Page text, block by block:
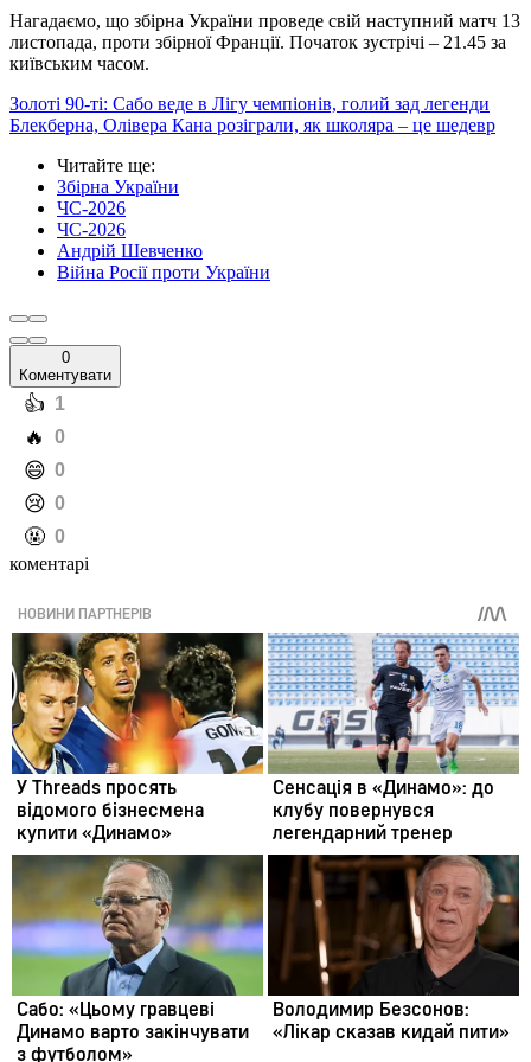
Нагадаємо, що збірна України проведе свій наступний матч 13
листопада, проти збірної Франції. Початок зустрічі – 21.45 за
київським часом.
Золоті 90-ті: Сабо веде в Лігу чемпіонів, голий зад легенди
Блекберна, Олівера Кана розіграли, як школяра – це шедевр
Читайте ще:
Збірна України
ЧС-2026
ЧС-2026
Андрій Шевченко
Війна Росії проти України
0
Коментувати
️👍 1
️🔥 0
️😄 0
️😢 0
️🤬 0
коментарі